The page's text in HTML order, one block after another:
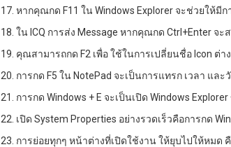
17. หากคุณกด F11 ใน Windows Explorer จะช่วยให้มี
18. ใน ICQ การส่ง Message หากคุณกด Ctrl+Enter จะ
19. คุณสามารถกด F2 เพื่อ ใช้ในการเปลี่ยนชื่อ Icon ต่า
20. การกด F5 ใน NotePad จะเป็นการแทรก เวลา แล
21. การกด Windows + E จะเป็นเปิด Windows
22. เปิด System Properties อย่างรวดเร็วคือการกด
23. การย่อยทุกๆ หน้าต่างที่เปิดใช้งาน ให้ยุบไปให้หมด